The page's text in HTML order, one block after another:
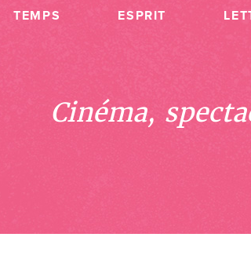
TEMPS ESPRIT
Cinéma,